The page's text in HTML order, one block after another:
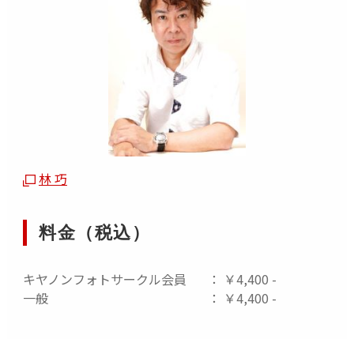
林 巧
料金（税込）
キヤノンフォトサークル会員
： ￥4,400 -
一般
： ￥4,400 -